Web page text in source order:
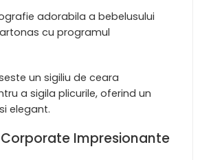
adorabila a bebelusului
cu programul
un sigiliu de ceara
a sigila plicurile, oferind un
elegant.
Impresionante